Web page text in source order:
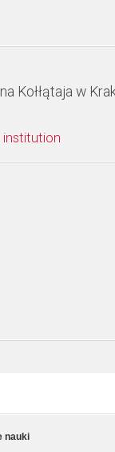
Kołłątaja w
institution
nauki